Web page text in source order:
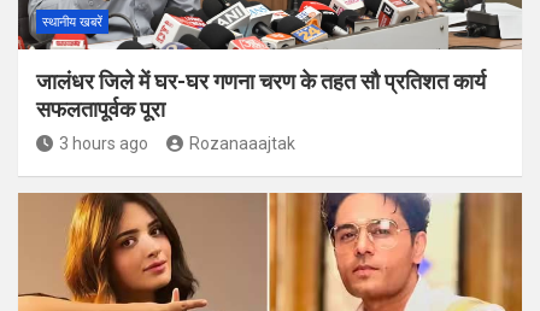
स्थानीय खबरें
जालंधर जिले में घर-घर गणना चरण के तहत सौ प्रतिशत कार्य
सफलतापूर्वक पूरा
3 hours ago Rozanaaajtak